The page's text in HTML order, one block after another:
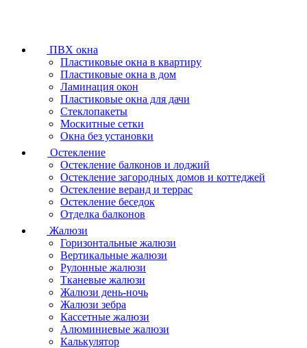
ПВХ окна
Пластиковые окна в квартиру
Пластиковые окна в дом
Ламинация окон
Пластиковые окна для дачи
Стеклопакеты
Москитные сетки
Окна без установки
Остекление
Остекление балконов и лоджий
Остекление загородных домов и коттеджей
Остекление веранд и террас
Остекление беседок
Отделка балконов
Жалюзи
Горизонтальные жалюзи
Вертикальные жалюзи
Рулонные жалюзи
Тканевые жалюзи
Жалюзи день-ночь
Жалюзи зебра
Кассетные жалюзи
Алюминиевые жалюзи
Калькулятор